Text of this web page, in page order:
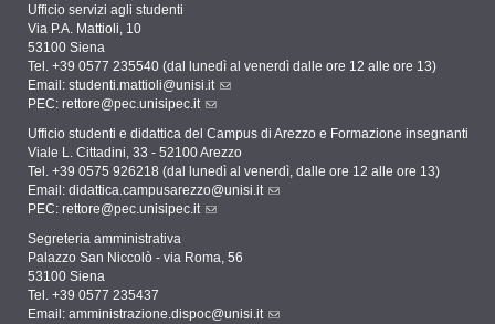
Ufficio servizi agli studenti
Via P.A. Mattioli, 10
53100 Siena
Tel. +39 0577 235540 (dal lunedì al venerdì dalle ore 12 alle ore 13)
Email: studenti.mattioli@unisi.it
PEC: rettore@pec.unisipec.it
Ufficio studenti e didattica del Campus di Arezzo e Formazione insegnanti
Viale L. Cittadini, 33 - 52100 Arezzo
Tel. +39 0575 926218 (dal lunedì al venerdì, dalle ore 12 alle ore 13)
Email: didattica.campusarezzo@unisi.it
PEC: rettore@pec.unisipec.it
Segreteria amministrativa
Palazzo San Niccolò - via Roma, 56
53100 Siena
Tel. +39 0577 235437
Email: amministrazione.dispoc@unisi.it